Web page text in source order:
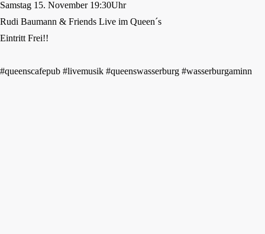
Samstag 15. November 19:30Uhr
Rudi Baumann & Friends Live im Queen´s
Eintritt Frei!!
#queenscafepub #livemusik #queenswasserburg #wasserburgaminn